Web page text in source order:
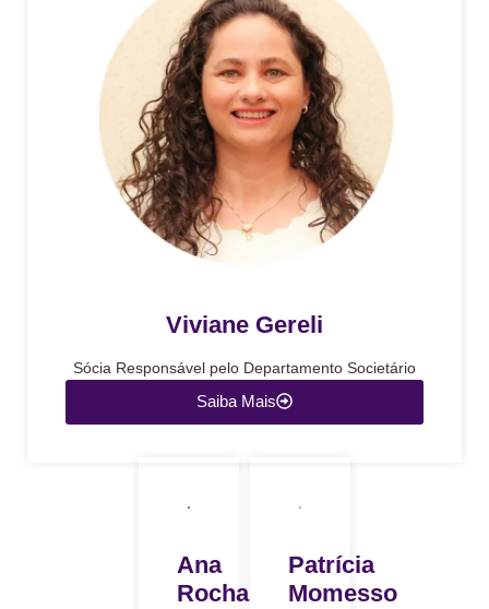
Viviane Gereli
Sócia Responsável pelo Departamento Societário
Saiba Mais
Ana
Rocha
Patrícia
Momesso